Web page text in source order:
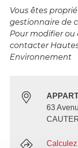
Vous êtes
gestionnaire de
Pour modifier
contacter
Environnement
63